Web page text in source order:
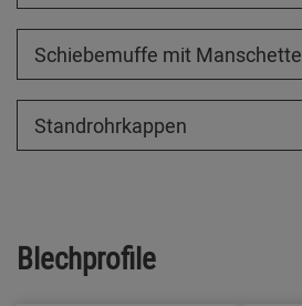
Schiebemuffe mit Manschette
Standrohrkappen
Blechprofile